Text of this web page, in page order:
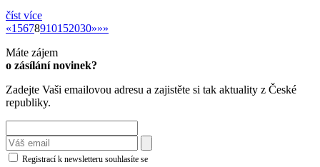
číst více
««1 5678910152030»»
»»
Máte zájem
o zásílání novinek?
Zadejte Vaši emailovou adresu a zajistěte si tak aktuality z České
republiky.
Registrací k newsletteru souhlasíte se